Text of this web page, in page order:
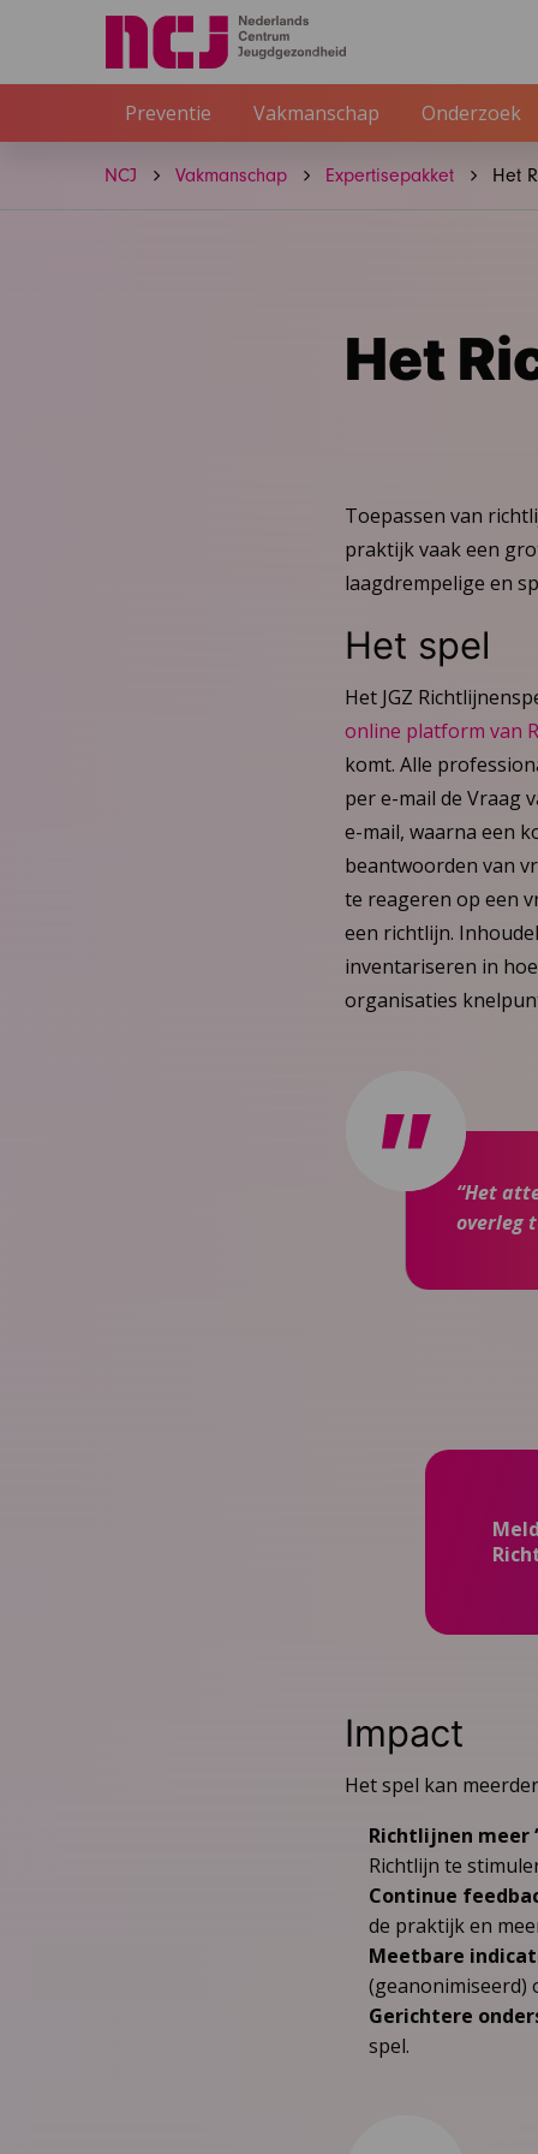
Preventie Vakmanschap Onderzoek
NCJ Vakmanschap Expertisepakket Het
Het
Toepassen van
praktijk vaak een
laagdrempelige en
Het spel
Het JGZ
online platform van
komt. Alle
per e-mail de Vraag
e-mail, waarna een
beantwoorden van
te reageren op een
een richtlijn.
inventariseren in
organisaties
“Het
overleg
Impact
Het spel kan
Richtlijnen meer
Richtlijn te
Continue
de praktijk en
Meetbare
(geanonimiseerd)
Gerichtere
spel.